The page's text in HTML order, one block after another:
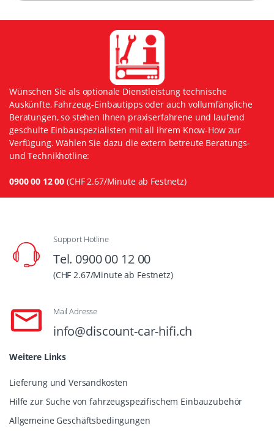
Wünschen Sie als optionale Dienstleistung technische
Auskünfte, Fahrzeug-Einbautipps oder auch vollumfängliche
Beratungen, so stehen Ihnen praxiserfahrene und laufend
geschulte Einbauspezialisten mit all ihrem Know-How zur
Verfügung. Wählen Sie dazu die extern betreute Beratungs-
und Technikhotline:
0900 00 12 00 (CHF 2.67/Minute ab Festnetz)
Support Hotline
Tel. 0900 00 12 00
(CHF 2.67/Minute ab Festnetz)
Mail Adresse
info@discount-car-hifi.ch
Weitere Links
Lieferung und Versandkosten
Hilfe zur Suche von fahrzeugspezifischem Einbauzubehör
Allgemeine Geschäftsbedingungen